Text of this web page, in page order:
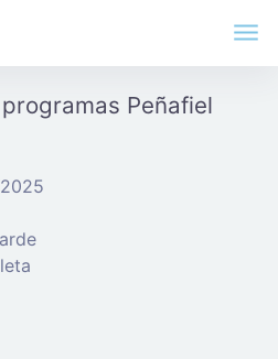
Peñafiel